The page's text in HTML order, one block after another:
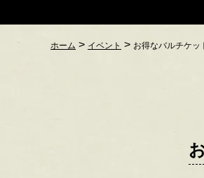
ホーム > イベント > お得なバルチケッ